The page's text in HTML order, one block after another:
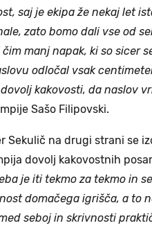
saj je ekipa že nekaj let
zato bomo dali vse od
manj napak, ki so sicer
odločal vsak
kakovosti, da naslov
Sašo Filipovski.
Sekulič na drugi strani se
dovolj kakovostnih
je iti tekmo za tekmo in
domačega igrišča, a to
seboj in skrivnosti